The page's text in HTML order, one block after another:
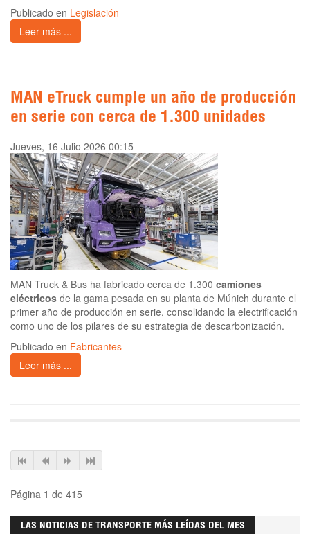
Publicado en Legislación
Leer más ...
MAN eTruck cumple un año de producción
en serie con cerca de 1.300 unidades
Jueves, 16 Julio 2026 00:15
MAN Truck & Bus ha fabricado cerca de 1.300 camiones
eléctricos de la gama pesada en su planta de Múnich durante el
primer año de producción en serie, consolidando la electrificación
como uno de los pilares de su estrategia de descarbonización.
Publicado en Fabricantes
Leer más ...
Página 1 de 415
LAS NOTICIAS DE TRANSPORTE MÁS LEÍDAS DEL MES